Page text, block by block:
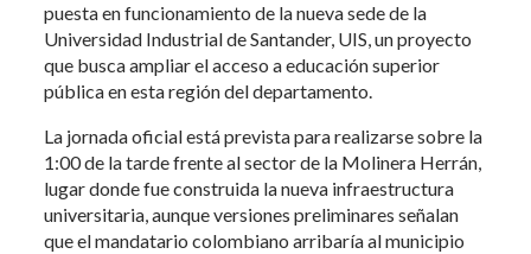
puesta en funcionamiento de la nueva sede de la
Universidad Industrial de Santander, UIS, un proyecto
que busca ampliar el acceso a educación superior
pública en esta región del departamento.
La jornada oficial está prevista para realizarse sobre la
1:00 de la tarde frente al sector de la Molinera Herrán,
lugar donde fue construida la nueva infraestructura
universitaria, aunque versiones preliminares señalan
que el mandatario colombiano arribaría al municipio